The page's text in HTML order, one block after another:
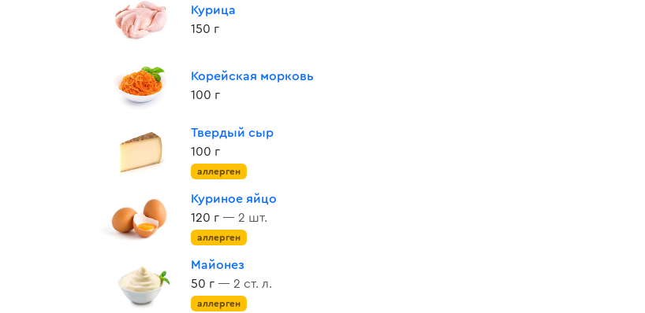
Курица
150 г
Корейская морковь
100 г
Твердый сыр
100 г
аллерген
Куриное яйцо
120 г — 2 шт.
аллерген
Майонез
50 г — 2 ст. л.
аллерген